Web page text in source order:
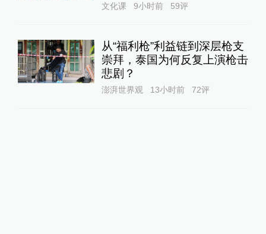
文化课 9小时前 59评
从“福利枪”利益链到深层枪支
崇拜，泰国为何反复上演枪击
悲剧？
澎湃世界观 13小时前 72评